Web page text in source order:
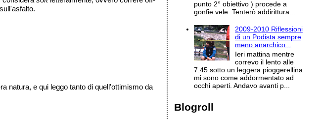
natura, e qui leggo tanto di quell'ottimismo da
punto 2° obiettivo ) procede a
gonfie vele. Tenterò addirittura...
2009-2010 Riflessioni
di un Podista sempre
meno anarchico...
Ieri mattina mentre
correvo il lento alle
7.45 sotto un leggera pioggerellina
mi sono come addormentato ad
occhi aperti. Andavo avanti p...
Blogroll